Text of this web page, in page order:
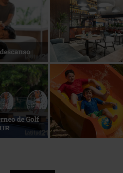
Bottega, un viaje servido a la
Reconocimiento de viajeros